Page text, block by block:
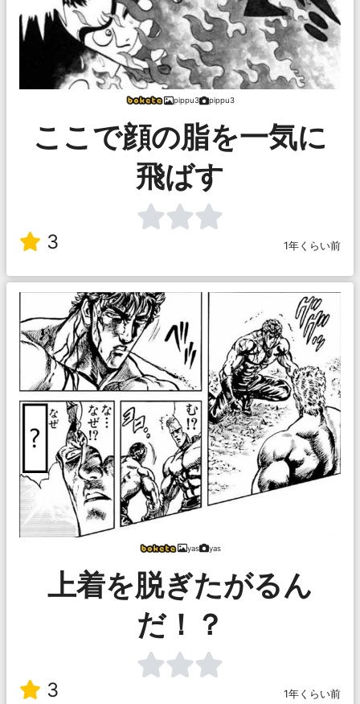
pippu3 pippu3
ここで顔の脂を一気に
飛ばす
3 1年くらい前
yas yas
上着を脱ぎたがるん
だ！？
3 1年くらい前